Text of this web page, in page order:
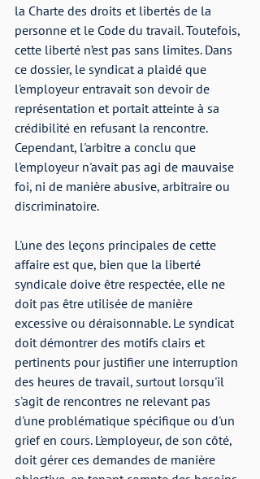
la Charte des droits et libertés de la
personne et le Code du travail. Toutefois,
cette liberté n’est pas sans limites. Dans
ce dossier, le syndicat a plaidé que
l'employeur entravait son devoir de
représentation et portait atteinte à sa
crédibilité en refusant la rencontre.
Cependant, l'arbitre a conclu que
l'employeur n'avait pas agi de mauvaise
foi, ni de manière abusive, arbitraire ou
discriminatoire.
L'une des leçons principales de cette
affaire est que, bien que la liberté
syndicale doive être respectée, elle ne
doit pas être utilisée de manière
excessive ou déraisonnable. Le syndicat
doit démontrer des motifs clairs et
pertinents pour justifier une interruption
des heures de travail, surtout lorsqu'il
s'agit de rencontres ne relevant pas
d'une problématique spécifique ou d'un
grief en cours. L'employeur, de son côté,
doit gérer ces demandes de manière